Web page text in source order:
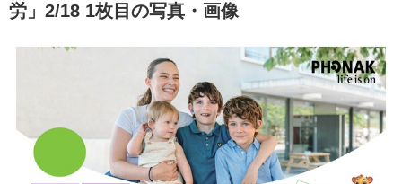
労」2/18 1枚目の写真・画像